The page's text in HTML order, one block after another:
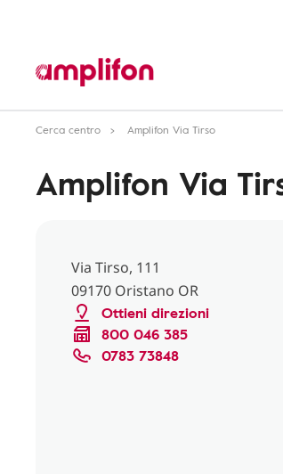
Cerca centro Amplifon Via Tirso
Amplifon Via
Via Tirso, 111
09170 Oristano OR
Ottieni direzioni
800 046 385
0783 73848